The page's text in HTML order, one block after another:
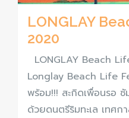
LONGLAY
2020
LONGLAY Beach
Longlay Beach Life
พร้อม!!! สะกิดเพื่อนรอ ซั
ด้วยดนตรีริมทะเล เทศ